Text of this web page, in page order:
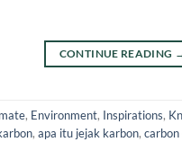
CONTINUE READING
, Environment, Inspirations,
, apa itu jejak karbon, carbon